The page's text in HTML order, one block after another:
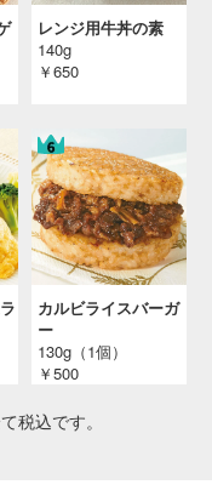
レンジ用牛丼の素
140g
￥650
カルビライスバーガ
ー
130g（1個）
￥500
税込です。